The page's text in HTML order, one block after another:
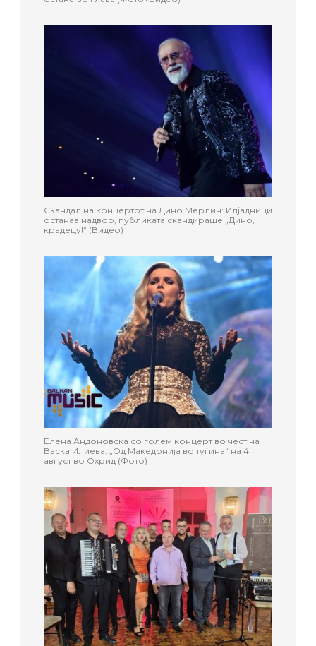
Скандал на концертот на Дино Мерлин: Илјадници
останаа надвор, публиката скандираше „Дино,
крадецу!“ (Видео)
Елена Андоновска со голем концерт во чест на
Васка Илиева: „Од Македонија во туѓина“ на 4
август во Охрид (Фото)